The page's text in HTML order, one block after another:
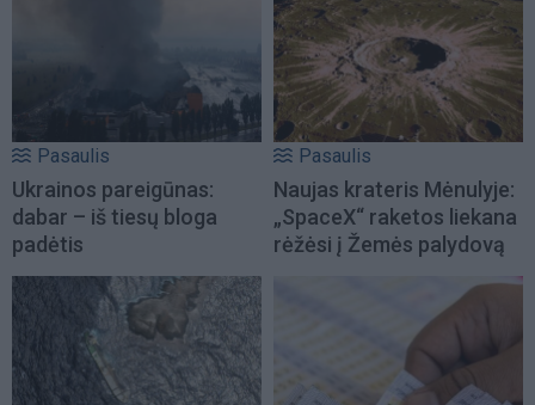
Pasaulis
Ukrainos pareigūnas:
dabar – iš tiesų bloga
padėtis
Pasaulis
Naujas krateris Mėnulyje:
„SpaceX“ raketos liekana
rėžėsi į Žemės palydovą